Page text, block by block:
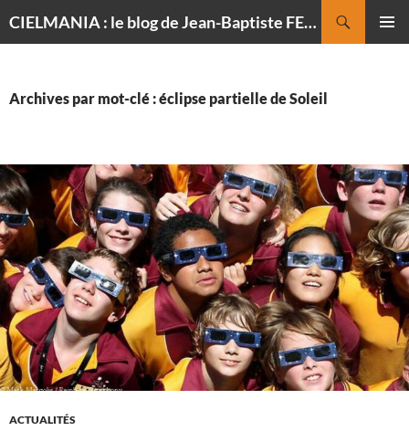
CIELMANIA : le blog de Jean-Baptiste FELDMANN, photographe du ciel
Archives par mot-clé : éclipse partielle de Soleil
ACTUALITÉS